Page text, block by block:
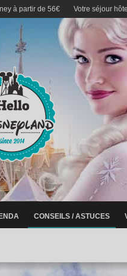
à partir de 56€ Votre séjour
CONSEILS / ASTUCES